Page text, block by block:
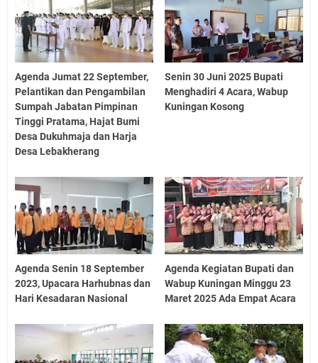
Agenda Jumat 22 September,
Pelantikan dan Pengambilan
Sumpah Jabatan Pimpinan
Tinggi Pratama, Hajat Bumi
Desa Dukuhmaja dan Harja
Desa Lebakherang
Senin 30 Juni 2025 Bupati
Menghadiri 4 Acara, Wabup
Kuningan Kosong
Agenda Senin 18 September
2023, Upacara Harhubnas dan
Hari Kesadaran Nasional
Agenda Kegiatan Bupati dan
Wabup Kuningan Minggu 23
Maret 2025 Ada Empat Acara